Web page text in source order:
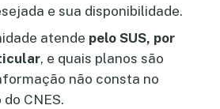
e sua disponibilidade.
atende pelo SUS, por
, e quais planos são
não consta no
CNES.